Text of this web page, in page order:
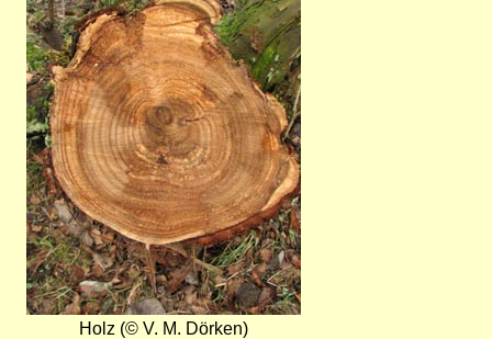
Holz (© V. M. Dörken)